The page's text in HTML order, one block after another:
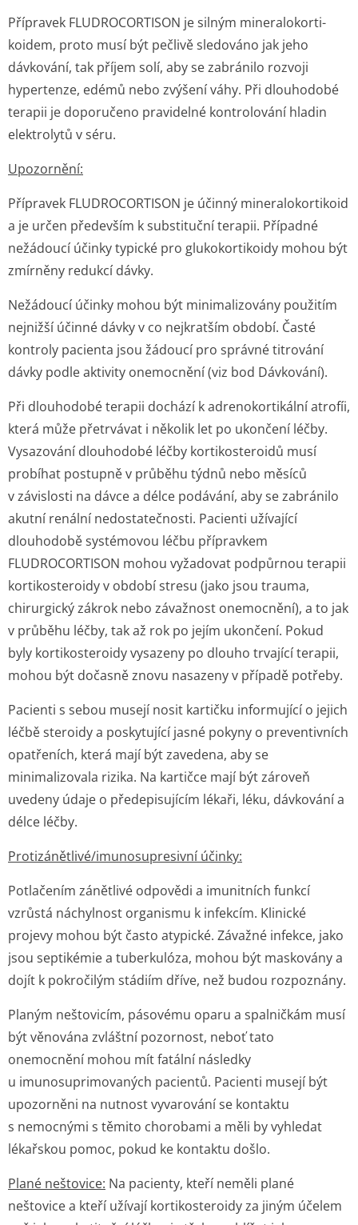
Přípravek FLUDROCORTISON je silným mineralokorti­
koidem, proto musí být pečlivě sledováno jak jeho
dávkování, tak příjem solí, aby se zabránilo rozvoji
hypertenze, edémů nebo zvýšení váhy. Při dlouhodobé
terapii je doporučeno pravidelné kontrolování hladin
elektrolytů v séru.
Upozornění:
Přípravek FLUDROCORTISON je účinný mineralokortikoid
a je určen především k substituční terapii. Případné
nežádoucí účinky typické pro glukokortikoidy mohou být
zmírněny redukcí dávky.
Nežádoucí účinky mohou být minimalizovány použitím
nejnižší účinné dávky v co nejkratším období. Časté
kontroly pacienta jsou žádoucí pro správné titrování
dávky podle aktivity onemocnění (viz bod Dávkování).
Při dlouhodobé terapii dochází k adrenokortikální atrofíi,
která může přetrvávat i několik let po ukončení léčby.
Vysazování dlouhodobé léčby kortikosteroidů musí
probíhat postupně v průběhu týdnů nebo měsíců
v závislosti na dávce a délce podávání, aby se zabránilo
akutní renální nedostatečnosti. Pacienti užívající
dlouhodobě systémovou léčbu přípravkem
FLUDROCORTISON mohou vyžadovat podpůrnou terapii
kortikosteroidy v období stresu (jako jsou trauma,
chirurgický zákrok nebo závažnost onemocnění), a to jak
v průběhu léčby, tak až rok po jejím ukončení. Pokud
byly kortikosteroidy vysazeny po dlouho trvající terapii,
mohou být dočasně znovu nasazeny v případě potřeby.
Pacienti s sebou musejí nosit kartičku informující o jejich
léčbě steroidy a poskytující jasné pokyny o preventivních
opatřeních, která mají být zavedena, aby se
minimalizovala rizika. Na kartičce mají být zároveň
uvedeny údaje o předepisujícím lékaři, léku, dávkování a
délce léčby.
Protizánětlivé/i­munosupresivní účinky:
Potlačením zánětlivé odpovědi a imunitních funkcí
vzrůstá náchylnost organismu k infekcím. Klinické
projevy mohou být často atypické. Závažné infekce, jako
jsou septikémie a tuberkulóza, mohou být maskovány a
dojít k pokročilým stádiím dříve, než budou rozpoznány.
Planým neštovicím, pásovému oparu a spalničkám musí
být věnována zvláštní pozornost, neboť tato
onemocnění mohou mít fatální následky
u imunosuprimo­vaných pacientů. Pacienti musejí být
upozorněni na nutnost vyvarování se kontaktu
s nemocnými s těmito chorobami a měli by vyhledat
lékařskou pomoc, pokud ke kontaktu došlo.
Plané neštovice: Na pacienty, kteří neměli plané
neštovice a kteří užívají kortikosteroidy za jiným účelem